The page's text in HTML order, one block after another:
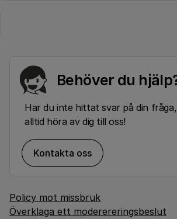
Behöver du
Har du inte hittat svar på din
alltid höra av dig till oss!
Kontakta oss
Policy mot missbruk
Överklaga ett moderereringsbeslut